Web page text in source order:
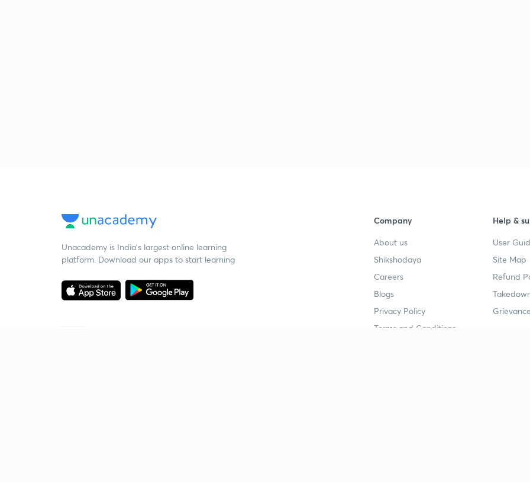
Unacademy is India’s largest online learning
platform. Download our apps to start learning
Company
About us
Shikshodaya
Careers
Blogs
Privacy Policy
Terms and Conditions
Help &
User
Site Map
Refund